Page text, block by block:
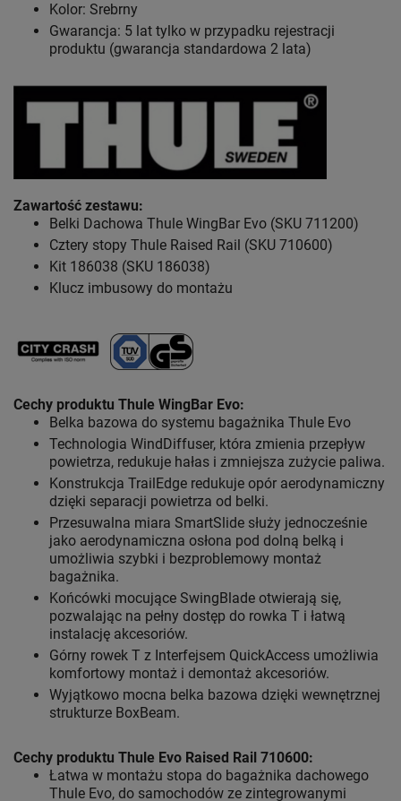
Kolor: Srebrny
Gwarancja: 5 lat tylko w przypadku rejestracji
produktu (gwarancja standardowa 2 lata)
Zawartość zestawu:
Belki Dachowa Thule WingBar Evo (SKU 711200)
Cztery stopy Thule Raised Rail (SKU 710600)
Kit 186038 (SKU 186038)
Klucz imbusowy do montażu
Cechy produktu Thule WingBar Evo:
Belka bazowa do systemu bagażnika Thule Evo
Technologia WindDiffuser, która zmienia przepływ
powietrza, redukuje hałas i zmniejsza zużycie paliwa.
Konstrukcja TrailEdge redukuje opór aerodynamiczny
dzięki separacji powietrza od belki.
Przesuwalna miara SmartSlide służy jednocześnie
jako aerodynamiczna osłona pod dolną belką i
umożliwia szybki i bezproblemowy montaż
bagażnika.
Końcówki mocujące SwingBlade otwierają się,
pozwalając na pełny dostęp do rowka T i łatwą
instalację akcesoriów.
Górny rowek T z Interfejsem QuickAccess umożliwia
komfortowy montaż i demontaż akcesoriów.
Wyjątkowo mocna belka bazowa dzięki wewnętrznej
strukturze BoxBeam.
Cechy produktu Thule Evo Raised Rail 710600:
Łatwa w montażu stopa do bagażnika dachowego
Thule Evo, do samochodów ze zintegrowanymi